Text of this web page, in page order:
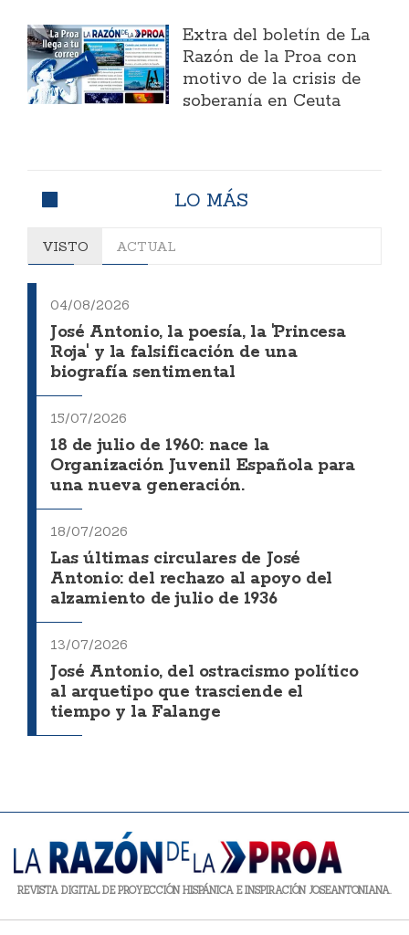
Extra del boletín de La
Razón de la Proa con
motivo de la crisis de
soberanía en Ceuta
LO MÁS
VISTO ACTUAL
04/08/2026
José Antonio, la poesía, la 'Princesa
Roja' y la falsificación de una
biografía sentimental
15/07/2026
18 de julio de 1960: nace la
Organización Juvenil Española para
una nueva generación.
18/07/2026
Las últimas circulares de José
Antonio: del rechazo al apoyo del
alzamiento de julio de 1936
13/07/2026
José Antonio, del ostracismo político
al arquetipo que trasciende el
tiempo y la Falange
REVISTA DIGITAL DE PROYECCIÓN HISPÁNICA E INSPIRACIÓN JOSEANTONIANA.